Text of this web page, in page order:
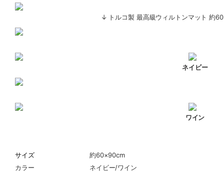
↓ トルコ製 最高級ウィルトンマット
ネイビー
ワイン
サイズ
約60×90cm
カラー
ネイビー/ワイン